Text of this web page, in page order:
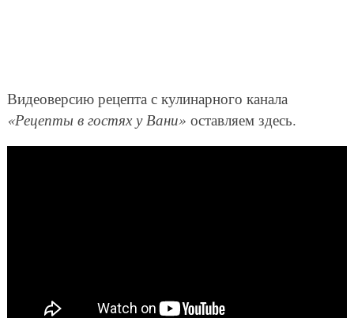
Видеоверсию рецепта с кулинарного канала
«Рецепты в гостях у Вани» оставляем здесь.